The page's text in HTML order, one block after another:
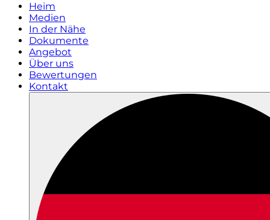
Heim
Medien
In der Nähe
Dokumente
Angebot
Über uns
Bewertungen
Kontakt